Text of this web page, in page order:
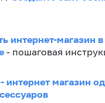
интернет-магазин в
- пошаговая
интернет магазин